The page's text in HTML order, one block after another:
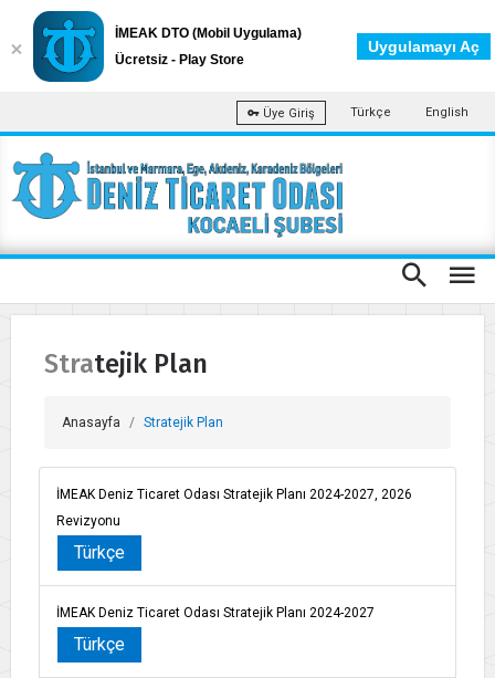
Üye Giriş Türkçe English
Stratejik Plan
Anasayfa Stratejik Plan
İMEAK Deniz Ticaret Odası Stratejik Planı 2024-2027, 2026
Revizyonu
Türkçe
İMEAK Deniz Ticaret Odası Stratejik Planı 2024-2027
Türkçe
İMEAK DTO (Mobil Uygulama)
Ücretsiz - Play Store
Uygulamayı Aç